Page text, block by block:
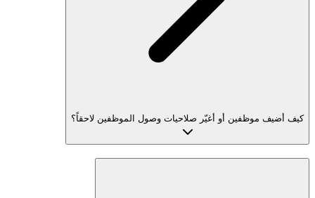
كيف أضيف موظفين أو أغيّر صلاحيات وصول الموظفين لاحقاً؟